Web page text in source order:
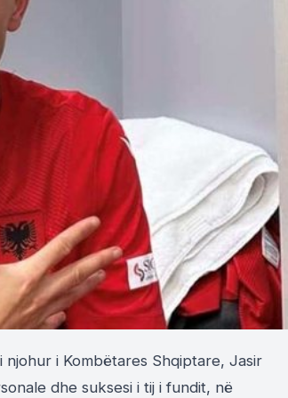
i Kombëtares Shqiptare, Jasir
dhe suksesi i tij i fundit, në